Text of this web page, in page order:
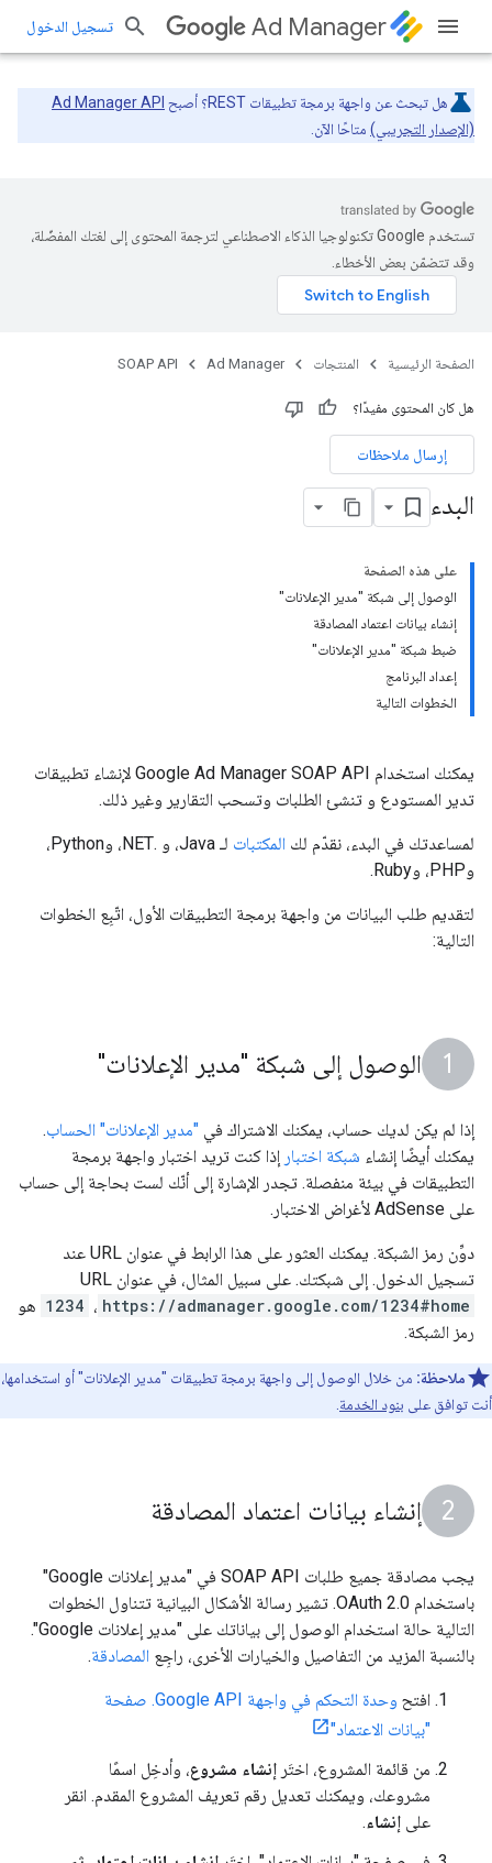
Ad Manager تسجيل الدخول
هل تبحث عن واجهة برمجة تطبيقات REST؟ أصبح
Ad Manager API
(الإصدار التجريبي) متاحًا الآن.
تستخدم Google تكنولوجيا الذكاء الاصطناعي لترجمة المحتوى إلى لغتك المفضّلة،
وقد تتضمّن بعض الأخطاء.
الصفحة الرئيسية المنتجات Ad Manager
SOAP API
هل كان المحتوى مفيدًا؟
إرسال ملاحظات
البدء
على هذه الصفحة
الوصول إلى شبكة "مدير الإعلانات"
إنشاء بيانات اعتماد المصادقة
ضبط شبكة "مدير الإعلانات"
إعداد البرنامج
الخطوات التالية
يمكنك استخدام Google Ad Manager SOAP API لإنشاء تطبيقات
تدير المستودع و تنشئ الطلبات وتسحب التقارير وغير ذلك.
لمساعدتك في البدء، نقدّم لك المكتبات
لـ Java، و .NET، وPython،
وPHP، وRuby.
لتقديم طلب البيانات من واجهة برمجة التطبيقات الأول، اتّبِع الخطوات
التالية:
الوصول إلى شبكة "مدير الإعلانات"
إذا لم يكن لديك حساب، يمكنك الاشتراك في "مدير الإعلانات" الحساب.
يمكنك أيضًا إنشاء شبكة اختبار إذا كنت تريد اختبار واجهة برمجة
التطبيقات في بيئة منفصلة. تجدر الإشارة إلى أنّك لست بحاجة إلى حساب
على AdSense لأغراض الاختبار.
دوِّن رمز الشبكة. يمكنك العثور على هذا الرابط في عنوان URL عند
تسجيل الدخول. إلى شبكتك. على سبيل المثال، في عنوان URL
https://admanager.google.com/1234#home ، 1234 هو
رمز الشبكة.
ملاحظة: من خلال الوصول إلى واجهة برمجة تطبيقات "مدير الإعلانات" أو استخدامها،
أنت توافق على بنود الخدمة
إنشاء بيانات اعتماد المصادقة
يجب مصادقة جميع طلبات SOAP API في "مدير إعلانات Google"
باستخدام OAuth 2.0. تشير رسالة الأشكال البيانية تتناول الخطوات
التالية حالة استخدام الوصول إلى بياناتك على "مدير إعلانات Google".
بالنسبة المزيد من التفاصيل والخيارات الأخرى، راجِع المصادقة.
افتح
وحدة التحكم في واجهة Google API. صفحة
"بيانات الاعتماد"
من قائمة المشروع، اختَر إنشاء مشروع، وأدخِل اسمًا
مشروعك، ويمكنك تعديل رقم تعريف المشروع المقدم. انقر
على إنشاء.